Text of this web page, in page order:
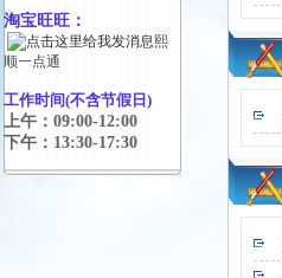
淘宝旺旺：
熙
顺一点通
工作时间(不含节假日)
上午：09:00-12:00
下午：13:30-17:30